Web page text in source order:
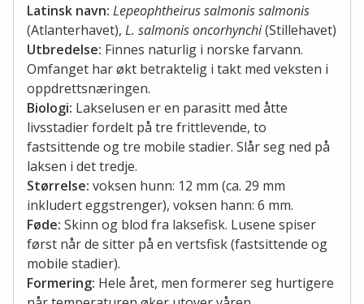
Latinsk navn: Lepeophtheirus salmonis salmonis
(Atlanterhavet), L. salmonis oncorhynchi(Stillehavet)
Utbredelse: Finnes naturlig i norske farvann.
Omfanget har økt betraktelig i takt med veksten i
oppdrettsnæringen.
Biologi: Lakselusen er en parasitt med åtte
livsstadier fordelt på tre frittlevende, to
fastsittende og tre mobile stadier. Slår seg ned på
laksen i det tredje.
Størrelse: voksen hunn: 12 mm (ca. 29 mm
inkludert eggstrenger), voksen hann: 6 mm.
Føde: Skinn og blod fra laksefisk. Lusene spiser
først når de sitter på en vertsfisk (fastsittende og
mobile stadier).
Formering: Hele året, men formerer seg hurtigere